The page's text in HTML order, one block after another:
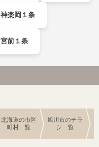
神楽岡１条
宮前１条
北海道の市区
町村一覧
旭川市のチラ
シ一覧